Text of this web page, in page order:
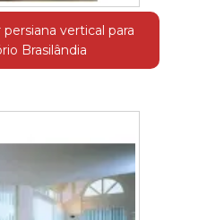
vertical para
Brasilândia